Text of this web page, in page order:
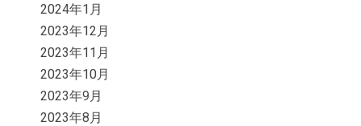
2024年1月
2023年12月
2023年11月
2023年10月
2023年9月
2023年8月